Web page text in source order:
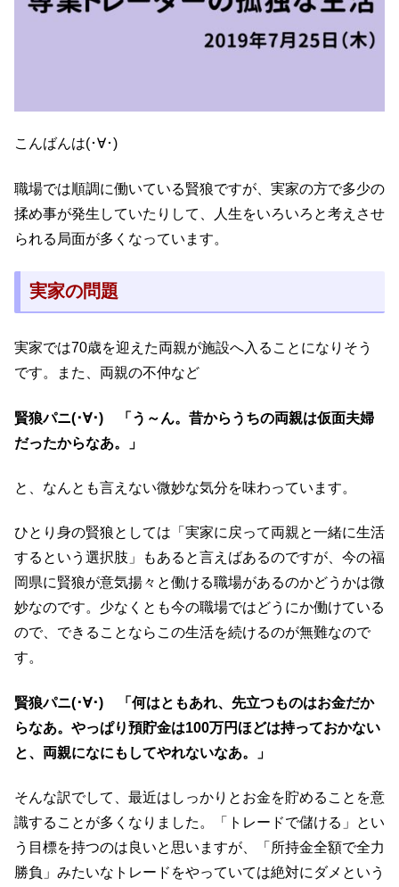
こんばんは(･∀･)
職場では順調に働いている賢狼ですが、実家の方で多少の
揉め事が発生していたりして、人生をいろいろと考えさせ
られる局面が多くなっています。
実家の問題
実家では70歳を迎えた両親が施設へ入ることになりそう
です。また、両親の不仲など
賢狼パニ(･∀･) 「う～ん。昔からうちの両親は仮面夫婦
だったからなあ。」
と、なんとも言えない微妙な気分を味わっています。
ひとり身の賢狼としては「実家に戻って両親と一緒に生活
するという選択肢」もあると言えばあるのですが、今の福
岡県に賢狼が意気揚々と働ける職場があるのかどうかは微
妙なのです。少なくとも今の職場ではどうにか働けている
ので、できることならこの生活を続けるのが無難なので
す。
賢狼パニ(･∀･) 「何はともあれ、先立つものはお金だか
らなあ。やっぱり預貯金は100万円ほどは持っておかない
と、両親になにもしてやれないなあ。」
そんな訳でして、最近はしっかりとお金を貯めることを意
識することが多くなりました。「トレードで儲ける」とい
う目標を持つのは良いと思いますが、「所持金全額で全力
勝負」みたいなトレードをやっていては絶対にダメという